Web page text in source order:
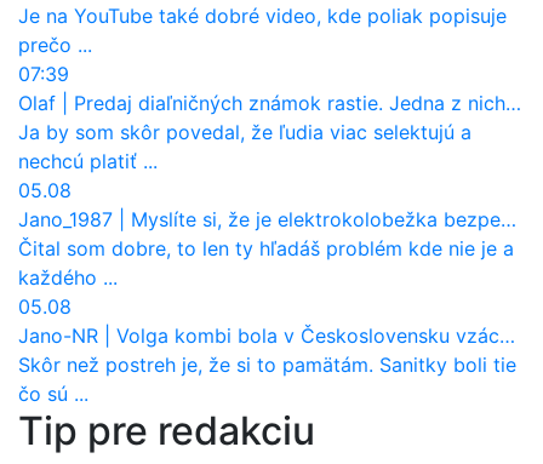
Je na YouTube také dobré video, kde poliak popisuje
prečo ...
07:39
Olaf
Predaj diaľničných známok rastie. Jedna z nich zaznamenala nečakane výrazný nárast
Ja by som skôr povedal, že ľudia viac selektujú a
nechcú platiť ...
05.08
Jano_1987
Myslíte si, že je elektrokolobežka bezpečná? Tento test odhalil vážny problém
Čital som dobre, to len ty hľadáš problém kde nie je a
každého ...
05.08
Jano-NR
Volga kombi bola v Československu vzácnosť. Jazdila ako sanitka, aj pre Verejnú bezpečnosť
Skôr než postreh je, že si to pamätám. Sanitky boli tie
čo sú ...
Tip pre redakciu